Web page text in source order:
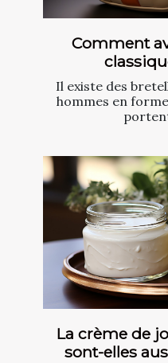
Comment
Il existe des
hommes en
La crème de
sont-elles